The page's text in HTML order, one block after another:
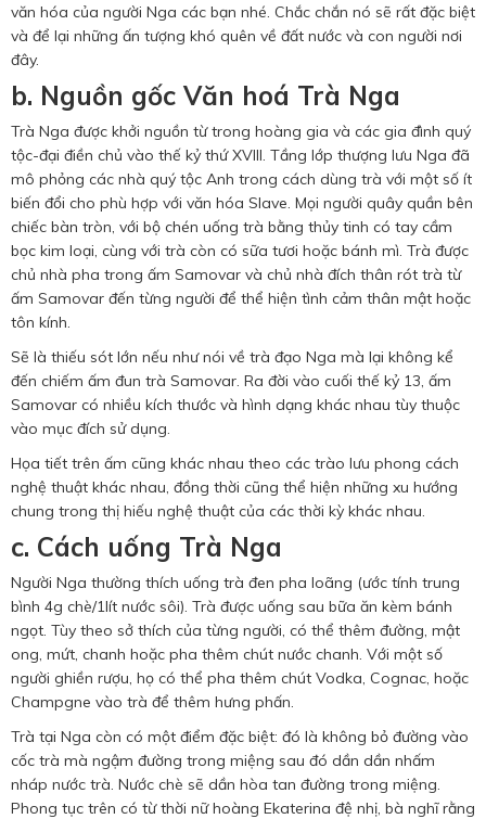
văn hóa của người Nga các bạn nhé. Chắc chắn nó sẽ rất đặc biệt
và để lại những ấn tượng khó quên về đất nước và con người nơi
đây.
b. Nguồn gốc Văn hoá Trà Nga
Trà Nga được khởi nguồn từ trong hoàng gia và các gia đình quý
tộc-đại điền chủ vào thế kỷ thứ XVIII. Tầng lớp thượng lưu Nga đã
mô phỏng các nhà quý tộc Anh trong cách dùng trà với một số ít
biến đổi cho phù hợp với văn hóa Slave. Mọi người quây quần bên
chiếc bàn tròn, với bộ chén uống trà bằng thủy tinh có tay cầm
bọc kim loại, cùng với trà còn có sữa tươi hoặc bánh mì. Trà được
chủ nhà pha trong ấm Samovar và chủ nhà đích thân rót trà từ
ấm Samovar đến từng người để thể hiện tình cảm thân mật hoặc
tôn kính.
Sẽ là thiếu sót lớn nếu như nói về trà đạo Nga mà lại không kể
đến chiếm ấm đun trà Samovar. Ra đời vào cuối thế kỷ 13, ấm
Samovar có nhiều kích thước và hình dạng khác nhau tùy thuộc
vào mục đích sử dụng.
Họa tiết trên ấm cũng khác nhau theo các trào lưu phong cách
nghệ thuật khác nhau, đồng thời cũng thể hiện những xu hướng
chung trong thị hiếu nghệ thuật của các thời kỳ khác nhau.
c. Cách uống Trà Nga
Người Nga thường thích uống trà đen pha loãng (ước tính trung
bình 4g chè/1lít nước sôi). Trà được uống sau bữa ăn kèm bánh
ngọt. Tùy theo sở thích của từng người, có thể thêm đường, mật
ong, mứt, chanh hoặc pha thêm chút nước chanh. Với một số
người ghiền rượu, họ có thể pha thêm chút Vodka, Cognac, hoặc
Champgne vào trà để thêm hưng phấn.
Trà tại Nga còn có một điểm đặc biệt: đó là không bỏ đường vào
cốc trà mà ngậm đường trong miệng sau đó dần dần nhấm
nháp nước trà. Nước chè sẽ dần hòa tan đường trong miệng.
Phong tục trên có từ thời nữ hoàng Ekaterina đệ nhị, bà nghĩ rằng